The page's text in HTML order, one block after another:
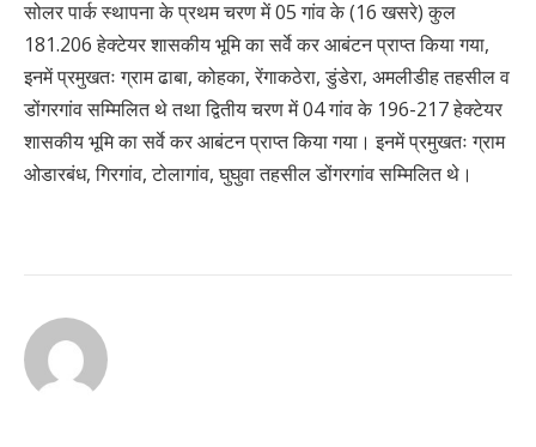
सोलर पार्क स्थापना के प्रथम चरण में 05 गांव के (16 खसरे) कुल
181.206 हेक्टेयर शासकीय भूमि का सर्वे कर आबंटन प्राप्त किया गया,
इनमें प्रमुखतः ग्राम ढाबा, कोहका, रेंगाकठेरा, डुंडेरा, अमलीडीह तहसील व
डोंगरगांव सम्मिलित थे तथा द्वितीय चरण में 04 गांव के 196-217 हेक्टेयर
शासकीय भूमि का सर्वे कर आबंटन प्राप्त किया गया। इनमें प्रमुखतः ग्राम
ओडारबंध, गिरगांव, टोलागांव, घुघुवा तहसील डोंगरगांव सम्मिलित थे।